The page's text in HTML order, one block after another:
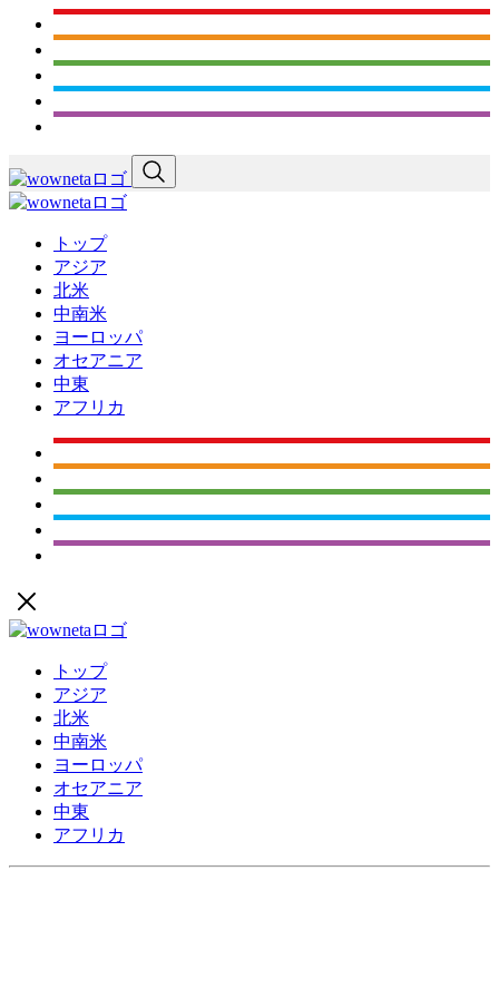
トップ
アジア
北米
中南米
ヨーロッパ
オセアニア
中東
アフリカ
トップ
アジア
北米
中南米
ヨーロッパ
オセアニア
中東
アフリカ